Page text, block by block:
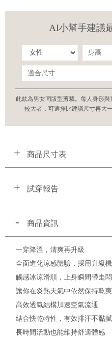
AI小幫手建議
此款為男女同版型剪裁。每人身形
較大者，可選擇比建議尺寸再大
商品尺寸表
試穿報告
商品資訊
一穿降溫，清爽再升級
全面進化涼感體驗，採用升級
觸感冰涼滑順，上身瞬間帶走
讓你在炎熱天氣中依然保持乾
高效透氣結構加速空氣流通
結合快乾特性，有效排汗不黏膩
長時間活動也能維持舒適體感